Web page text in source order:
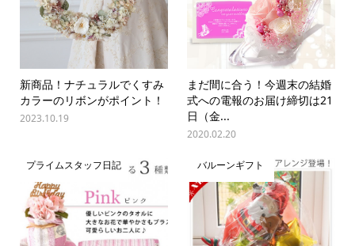
新商品！ナチュラルでくすみ
カラーのリボンがポイント！
2023.10.19
まだ間に合う！今週末の結婚
式への電報のお届け締切は21
日（金...
2020.02.20
プライムスタッフ日記 バルーンギフト